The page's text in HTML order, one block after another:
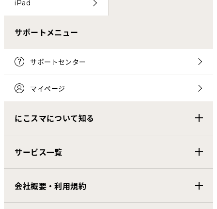
iPad
サポートメニュー
サポートセンター
マイページ
にこスマについて知る
サービス一覧
会社概要・利用規約